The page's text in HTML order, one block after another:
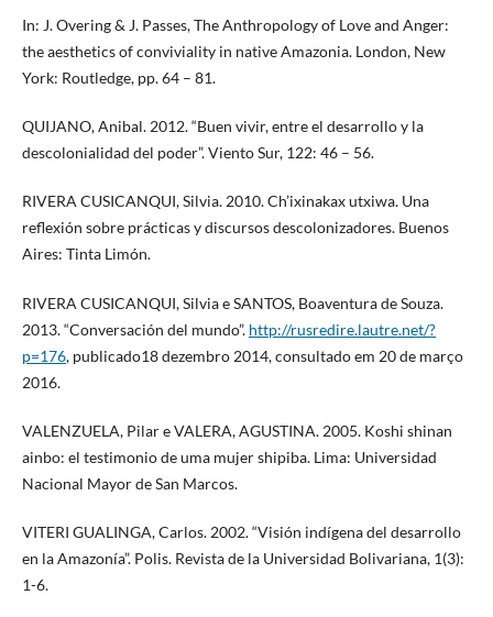
In: J. Overing & J. Passes, The Anthropology of Love and Anger:
the aesthetics of conviviality in native Amazonia. London, New
York: Routledge, pp. 64 – 81.
QUIJANO, Anibal. 2012. “Buen vivir, entre el desarrollo y la
descolonialidad del poder”. Viento Sur, 122: 46 – 56.
RIVERA CUSICANQUI, Silvia. 2010. Ch’ixinakax utxiwa. Una
reflexión sobre prácticas y discursos descolonizadores. Buenos
Aires: Tinta Limón.
RIVERA CUSICANQUI, Silvia e SANTOS, Boaventura de Souza.
2013. “Conversación del mundo”. http://rusredire.lautre.net/?
p=176, publicado18 dezembro 2014, consultado em 20 de março
2016.
VALENZUELA, Pilar e VALERA, AGUSTINA. 2005. Koshi shinan
ainbo: el testimonio de uma mujer shipiba. Lima: Universidad
Nacional Mayor de San Marcos.
VITERI GUALINGA, Carlos. 2002. “Visión indígena del desarrollo
en la Amazonía”. Polis. Revista de la Universidad Bolivariana, 1(3):
1-6.